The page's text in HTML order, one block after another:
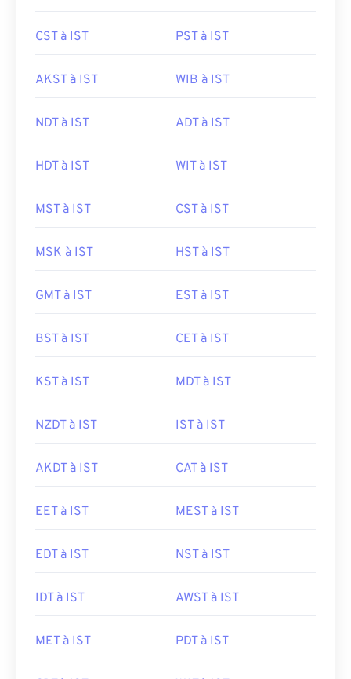
CST à IST PST à IST
AKST à IST WIB à IST
NDT à IST ADT à IST
HDT à IST WIT à IST
MST à IST CST à IST
MSK à IST HST à IST
GMT à IST EST à IST
BST à IST CET à IST
KST à IST MDT à IST
NZDT à IST IST à IST
AKDT à IST CAT à IST
EET à IST MEST à IST
EDT à IST NST à IST
IDT à IST AWST à IST
MET à IST PDT à IST